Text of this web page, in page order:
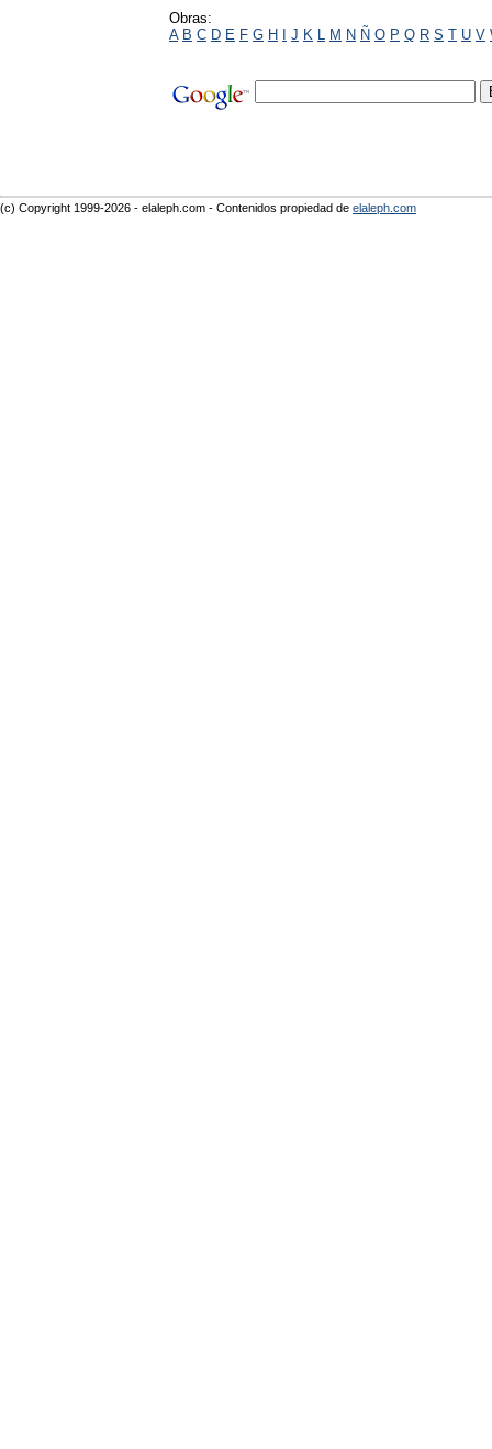
Obras:
A B C D E F G H I J K L M N Ñ O P Q R S T U V
(c) Copyright 1999-2026 - elaleph.com - Contenidos propiedad de elaleph.com